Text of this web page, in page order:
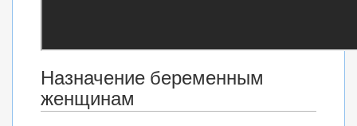
Назначение беременным
женщинам